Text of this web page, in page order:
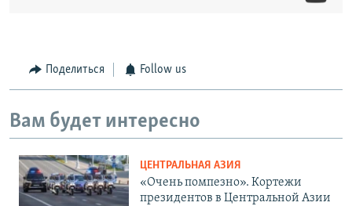
Поделиться Follow us
Вам будет интересно
ЦЕНТРАЛЬНАЯ АЗИЯ
«Очень помпезно». Кортежи
президентов в Центральной Азии